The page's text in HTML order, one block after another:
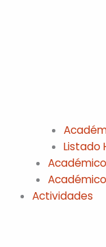
Listado
Actividades